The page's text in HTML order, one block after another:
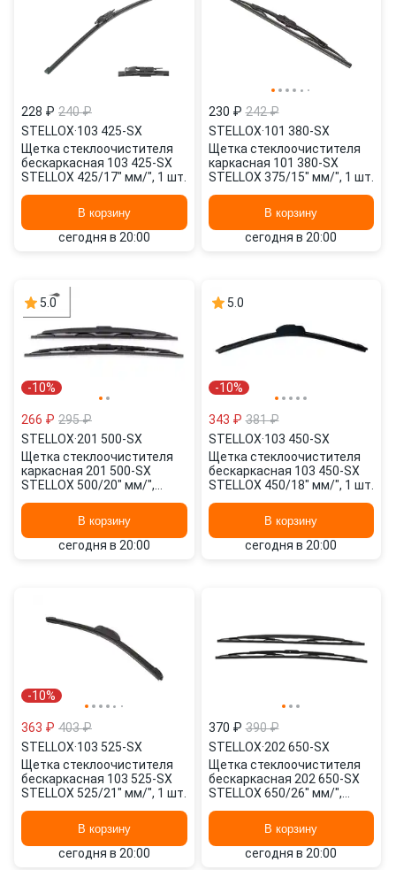
228 ₽ 240 ₽
STELLOX·103 425-SX
Щетка стеклоочистителя
бескаркасная 103 425-SX
STELLOX 425/17" мм/", 1 шт.
В корзину
сегодня в 20:00
230 ₽ 242 ₽
STELLOX·101 380-SX
Щетка стеклоочистителя
каркасная 101 380-SX
STELLOX 375/15" мм/", 1 шт.
В корзину
сегодня в 20:00
5.0
-10%
266 ₽ 295 ₽
STELLOX·201 500-SX
Щетка стеклоочистителя
каркасная 201 500-SX
STELLOX 500/20" мм/",
В корзину
сегодня в 20:00
5.0
-10%
343 ₽ 381 ₽
STELLOX·103 450-SX
Щетка стеклоочистителя
бескаркасная 103 450-SX
STELLOX 450/18" мм/", 1 шт.
В корзину
сегодня в 20:00
-10%
363 ₽ 403 ₽
STELLOX·103 525-SX
Щетка стеклоочистителя
бескаркасная 103 525-SX
STELLOX 525/21" мм/", 1 шт.
В корзину
сегодня в 20:00
370 ₽ 390 ₽
STELLOX·202 650-SX
Щетка стеклоочистителя
бескаркасная 202 650-SX
STELLOX 650/26" мм/",
В корзину
сегодня в 20:00